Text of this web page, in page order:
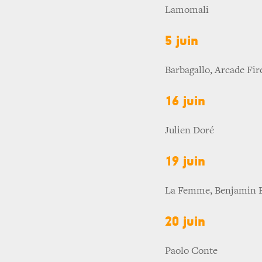
Lamomali
5 juin
Barbagallo, Arcade
16 juin
Julien Doré
19 juin
La Femme, Benjamin
20 juin
Paolo Conte